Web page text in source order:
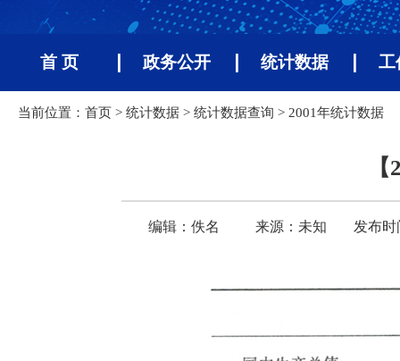
首 页 政务公开 统计数据 工
当前位置： 首页 > 统计数据 > 统计数据查询 > 2001年统计数据
编辑：佚名 来源：未知 发布时